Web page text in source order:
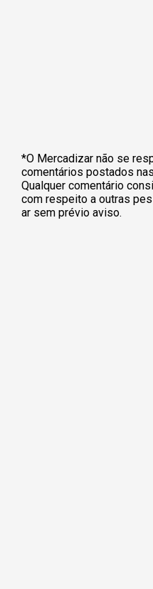
*O Mercadizar não se
comentários postados
Qualquer comentário
com respeito a outras
ar sem prévio aviso.